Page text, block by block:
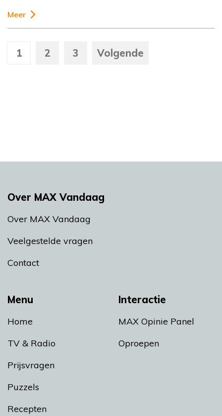
Meer
1 2 3 Volgende
Menu
Home
TV & Radio
Prijsvragen
Puzzels
Recepten
Interactie
MAX Opinie Panel
Oproepen
Over MAX Vandaag
Over MAX Vandaag
Veelgestelde vragen
Contact